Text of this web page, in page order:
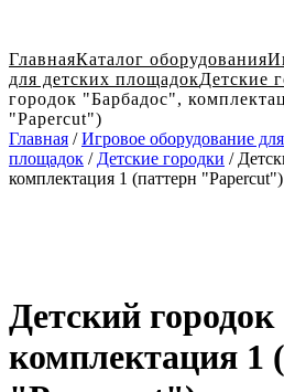
ГлавнаяКаталог оборудования
для детских площадокДетские
городок "Барбадос",
"Papercut")
Главная /Игровое оборудование
площадок / Детские городки /
комплектация 1 (паттерн "Papercut")
Детский
комплектация 1